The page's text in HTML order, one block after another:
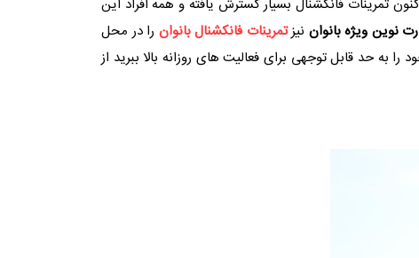
تمرینات فانکشنال بسیار گسترش یافته و همه افراد این
نوین ویژه بانوان نیزتمرینات فانکشنال بانوان را در محل
به حد قابل توجهی برای فعالیت های روزانه بالا ببرید از